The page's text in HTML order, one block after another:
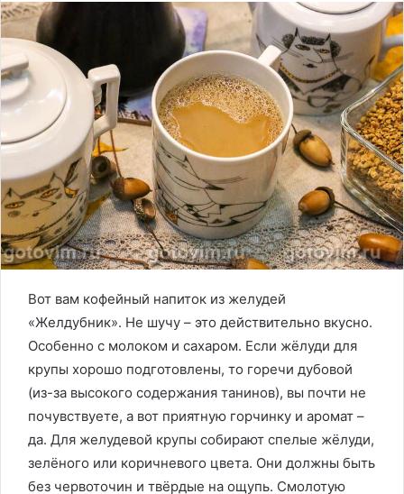
Вот вам кофейный напиток из желудей
«Желдубник». Не шучу – это действительно вкусно.
Особенно с молоком и сахаром. Если жёлуди для
крупы хорошо подготовлены, то горечи дубовой
(из-за высокого содержания танинов), вы почти не
почувствуете, а вот приятную горчинку и аромат –
да. Для желудевой крупы собирают спелые жёлуди,
зелёного или коричневого цвета. Они должны быть
без червоточин и твёрдые на ощупь. Смолотую